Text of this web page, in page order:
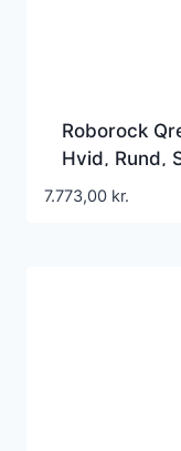
Roborock
Hvid, Rund,
7.773,00 kr.